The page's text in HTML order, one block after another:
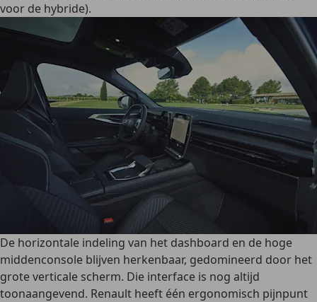
voor de hybride).
De horizontale indeling van het dashboard en de hoge
middenconsole blijven herkenbaar, gedomineerd door het
grote verticale scherm. Die interface is nog altijd
toonaangevend. Renault heeft één ergonomisch pijnpunt